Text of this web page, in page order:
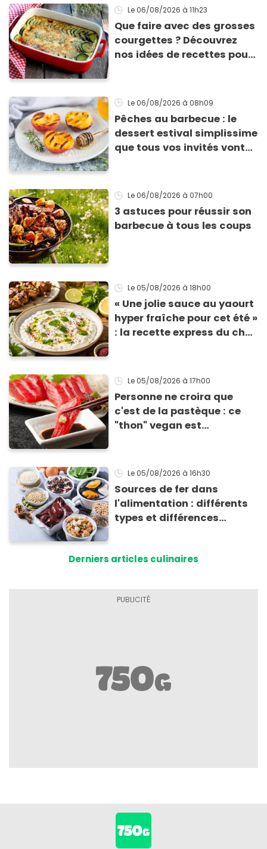
Le 06/08/2026 à 11h23
Que faire avec des grosses
courgettes ? Découvrez
nos idées de recettes pour
Le 06/08/2026 à 08h09
Pêches au barbecue : le
dessert estival simplissime
que tous vos invités vont
Le 06/08/2026 à 07h00
3 astuces pour réussir son
barbecue à tous les coups
Le 05/08/2026 à 18h00
« Une jolie sauce au yaourt
hyper fraîche pour cet été »
: la recette express du chef
grillades
Le 05/08/2026 à 17h00
Personne ne croira que
c'est de la pastèque : ce
"thon" vegan est
Le 05/08/2026 à 16h30
Sources de fer dans
l'alimentation : différents
types et différences
Derniers articles culinaires